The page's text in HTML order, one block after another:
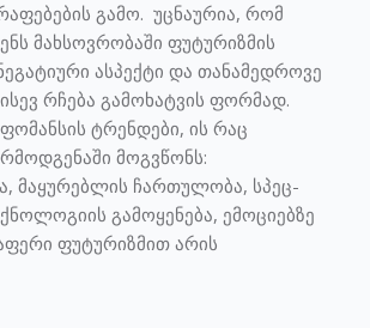
გამო. უცნაურია, რომ
მახსოვრობაში ფუტურიზმის
ასპექტი და თანამედროვე
რჩება გამოხატვის ფორმად.
ტრენდები, ის რაც
მოგვწონს:
მაყურებლის ჩართულობა, სპეც-
გამოყენება, ემოციებზე
ფუტურიზმით არის